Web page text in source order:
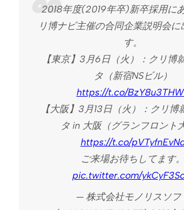
2018年度(2019年卒)新卒採用に
リ博ナビ主催の合同企業説明会に
す。
【東京】3月6日（火）：クリ博
タ（新宿NSビル）
https://t.co/
【大阪】3月13日（火）：クリ博
タ in 大阪（グランフロント
https://t.co/
ご来場お待ちしてます。
pic.twitter.com/
— 株式会社モノリスソフ